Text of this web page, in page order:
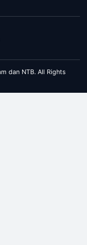
dan NTB. All Rights